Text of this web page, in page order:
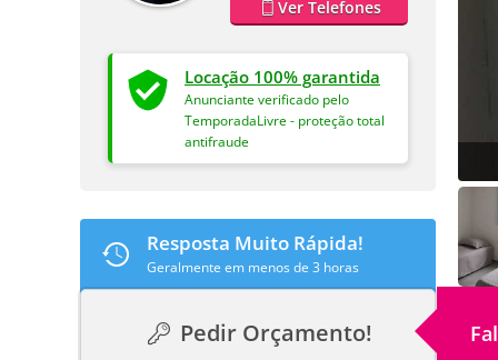
Ver Telefones
Locação 100% garantida
Anunciante verificado pelo
TemporadaLivre - proteção total
antifraude
Resposta Muito Rápida!
Geralmente em menos de 3 horas
Pedir Orçamento!